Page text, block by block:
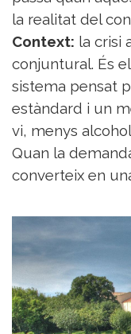
més
Vins
Cellers
Receptes
de
cuina
Vídeos
Gastronomia
Opinió
Nutrició
Sorteigs
la realitat del
Context: la crisi
conjuntural. És
sistema pensat
estàndard i un
vi, menys
Quan la
converteix en